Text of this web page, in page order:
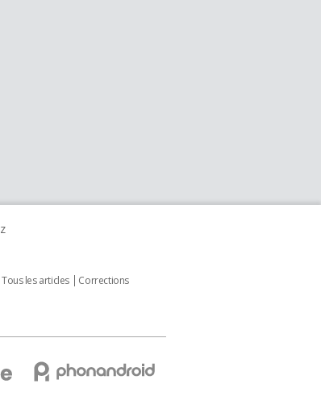
z
Tous les articles
Corrections